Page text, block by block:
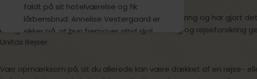
faldt på sit hotelværelse og fik
lårbensbrud. Annelise Vestergaard er
sikker på, at hun fremover altid skal
tegne en rejseforsikring, når hun
Unitas Rejser samarbejder med Gouda Rejseforsikring og har gjort
mulighed for at tegne både afbestillingsforsikring og rejseforsikring
Unitas Rejser.
Vær opmærksom på, at du allerede kan være dækket af en rejse-